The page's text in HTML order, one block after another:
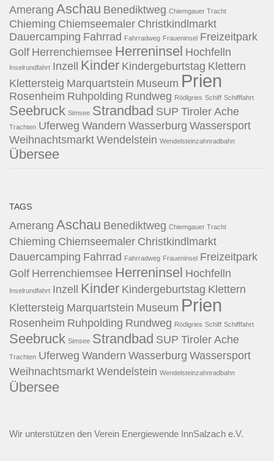
Amerang Aschau Benediktweg Chiemgauer Tracht
Chieming Chiemseemaler Christkindlmarkt
Dauercamping Fahrrad Fahrradweg Fraueninsel Freizeitpark
Golf Herrenchiemsee Herreninsel Hochfelln
Inselrundfahrt Inzell Kinder Kindergeburtstag Klettern
Klettersteig Marquartstein Museum Prien
Rosenheim Ruhpolding Rundweg Rödlgries Schiff Schifffahrt
Seebruck Simsee Strandbad SUP Tiroler Ache
Trachten Uferweg Wandern Wasserburg Wassersport
Weihnachtsmarkt Wendelstein Wendelsteinzahnradbahn
Übersee
TAGS
Amerang Aschau Benediktweg Chiemgauer Tracht
Chieming Chiemseemaler Christkindlmarkt
Dauercamping Fahrrad Fahrradweg Fraueninsel Freizeitpark
Golf Herrenchiemsee Herreninsel Hochfelln
Inselrundfahrt Inzell Kinder Kindergeburtstag Klettern
Klettersteig Marquartstein Museum Prien
Rosenheim Ruhpolding Rundweg Rödlgries Schiff Schifffahrt
Seebruck Simsee Strandbad SUP Tiroler Ache
Trachten Uferweg Wandern Wasserburg Wassersport
Weihnachtsmarkt Wendelstein Wendelsteinzahnradbahn
Übersee
Wir unterstützen den Verein Energiewende InnSalzach e.V.